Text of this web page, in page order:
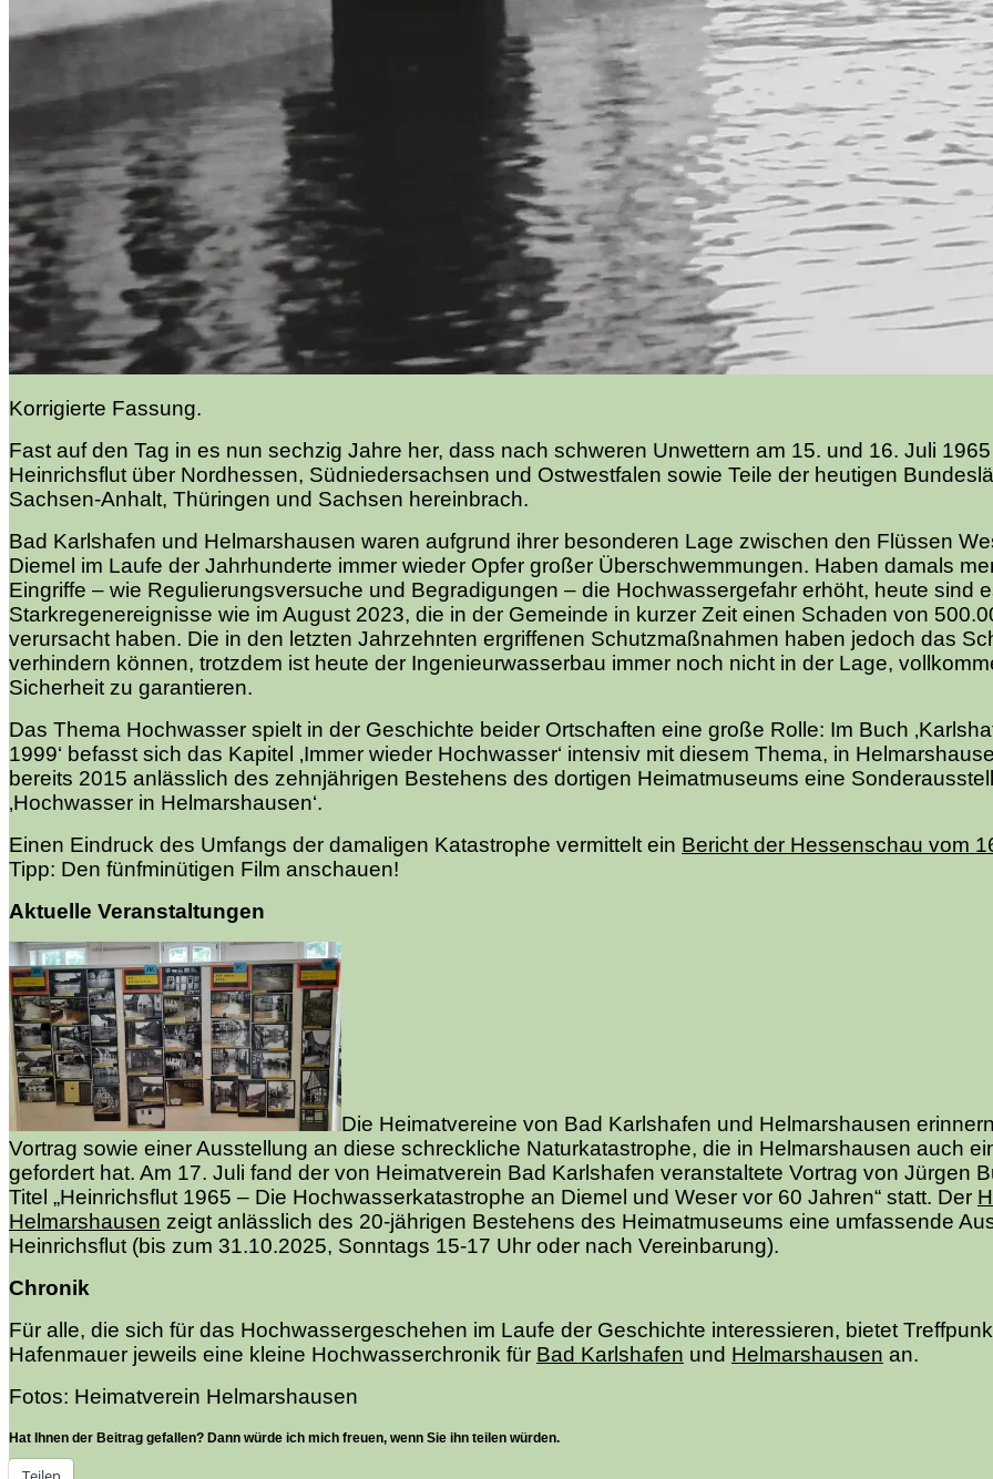
Korrigierte Fassung.
Fast auf den Tag in es nun sechzig Jahre her, dass nach schweren Unwettern am 15. und 16. Juli
Heinrichsflut über Nordhessen, Südniedersachsen und Ostwestfalen sowie Teile der heutigen
Sachsen-Anhalt, Thüringen und Sachsen hereinbrach.
Bad Karlshafen und Helmarshausen waren aufgrund ihrer besonderen Lage zwischen den Flüssen
Diemel im Laufe der Jahrhunderte immer wieder Opfer großer Überschwemmungen. Haben damals
Eingriffe – wie Regulierungsversuche und Begradigungen – die Hochwassergefahr erhöht, heute sind
Starkregenereignisse wie im August 2023, die in der Gemeinde in kurzer Zeit einen Schaden von
verursacht haben. Die in den letzten Jahrzehnten ergriffenen Schutzmaßnahmen haben jedoch das
verhindern können, trotzdem ist heute der Ingenieurwasserbau immer noch nicht in der Lage,
Sicherheit zu garantieren.
Das Thema Hochwasser spielt in der Geschichte beider Ortschaften eine große Rolle: Im Buch
1999‘ befasst sich das Kapitel ‚Immer wieder Hochwasser‘ intensiv mit diesem Thema, in
bereits 2015 anlässlich des zehnjährigen Bestehens des dortigen Heimatmuseums eine
‚Hochwasser in Helmarshausen‘.
Einen Eindruck des Umfangs der damaligen Katastrophe vermittelt ein Bericht der Hessenschau vom
Tipp: Den fünfminütigen Film anschauen!
Aktuelle Veranstaltungen
Die Heimatvereine von Bad Karlshafen und Helmarshausen
Vortrag sowie einer Ausstellung an diese schreckliche Naturkatastrophe, die in Helmarshausen auch
gefordert hat. Am 17. Juli fand der von Heimatverein Bad Karlshafen veranstaltete Vortrag von Jürgen
Titel „Heinrichsflut 1965 – Die Hochwasserkatastrophe an Diemel und Weser vor 60 Jahren“ statt. Der
Helmarshausen zeigt anlässlich des 20-jährigen Bestehens des Heimatmuseums eine umfassende
Heinrichsflut (bis zum 31.10.2025, Sonntags 15-17 Uhr oder nach Vereinbarung).
Chronik
Für alle, die sich für das Hochwassergeschehen im Laufe der Geschichte interessieren, bietet
Hafenmauer jeweils eine kleine Hochwasserchronik für Bad Karlshafen und Helmarshausen an.
Fotos: Heimatverein Helmarshausen
Hat Ihnen der Beitrag gefallen? Dann würde ich mich freuen, wenn Sie ihn teilen würden.